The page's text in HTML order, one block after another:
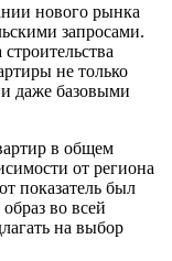
нового рынка
запросами.
не только
даже базовыми
в общем
от региона
показатель был
во всей
на выбор